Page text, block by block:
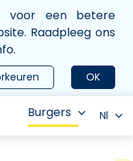
voor een betere
Raadpleeg ons
OK
Burgers Nl